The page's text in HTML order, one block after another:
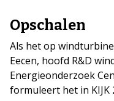
Opschalen
Als het op
Eecen, hoofd R&D
Energieonderzoek
formuleert het in KIJK